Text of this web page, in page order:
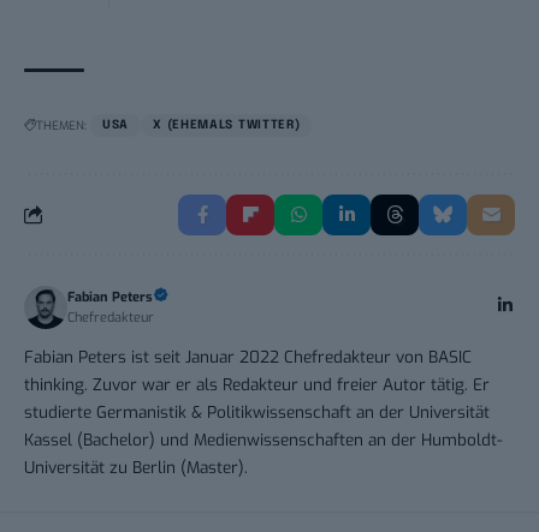
THEMEN: USA X (EHEMALS TWITTER)
Fabian Peters
Chefredakteur
Fabian Peters ist seit Januar 2022 Chefredakteur von BASIC
thinking. Zuvor war er als Redakteur und freier Autor tätig. Er
studierte Germanistik & Politikwissenschaft an der Universität
Kassel (Bachelor) und Medienwissenschaften an der Humboldt-
Universität zu Berlin (Master).